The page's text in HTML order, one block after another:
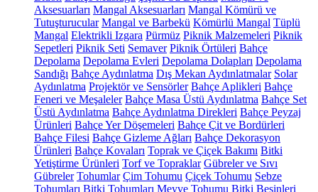
Aksesuarları Mangal Aksesuarları Mangal Kömürü ve
Tutuşturucular Mangal ve Barbekü Kömürlü Mangal Tüplü
Mangal Elektrikli Izgara Pürmüz Piknik Malzemeleri Piknik
Sepetleri Piknik Seti Semaver Piknik Örtüleri Bahçe
Depolama Depolama Evleri Depolama Dolapları Depolama
Sandığı Bahçe Aydınlatma Dış Mekan Aydınlatmalar Solar
Aydınlatma Projektör ve Sensörler Bahçe Aplikleri Bahçe
Feneri ve Meşaleler Bahçe Masa Üstü Aydınlatma Bahçe Set
Üstü Aydınlatma Bahçe Aydınlatma Direkleri Bahçe Peyzaj
Ürünleri Bahçe Yer Döşemeleri Bahçe Çit ve Bordürleri
Bahçe Filesi Bahçe Gizleme Ağları Bahçe Dekorasyon
Ürünleri Bahçe Kovaları Toprak ve Çiçek Bakımı Bitki
Yetiştirme Ürünleri Torf ve Topraklar Gübreler ve Sıvı
Gübreler Tohumlar Çim Tohumu Çiçek Tohumu Sebze
Tohumları Bitki Tohumları Meyve Tohumu Bitki Besinleri